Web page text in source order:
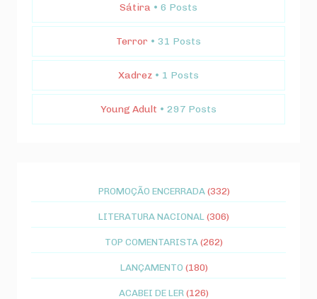
Sátira • 6 Posts
Terror • 31 Posts
Xadrez • 1 Posts
Young Adult • 297 Posts
PROMOÇÃO ENCERRADA (332)
LITERATURA NACIONAL (306)
TOP COMENTARISTA(262)
LANÇAMENTO (180)
ACABEI DE LER (126)